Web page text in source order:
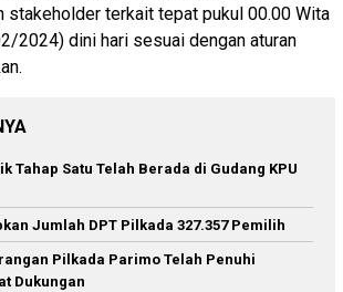
stakeholder terkait tepat pukul 00.00 Wita
2024) dini hari sesuai dengan aturan
Tahap Satu Telah Berada di Gudang KPU
Jumlah DPT Pilkada 327.357 Pemilih
Pilkada Parimo Telah Penuhi
Dukungan